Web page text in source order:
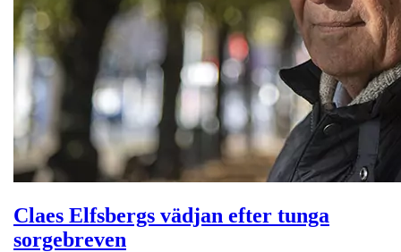
Claes Elfsbergs vädjan efter tunga
sorgebreven